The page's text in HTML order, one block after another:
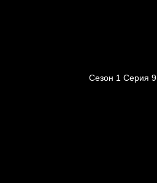
Сезон 1 Серия 9